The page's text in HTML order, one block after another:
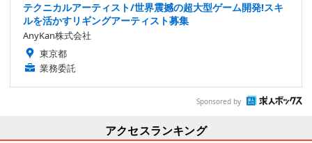
テクニカルアーティスト/世界震撼の超大型ゲーム開発!スキ
ルを活かすリギングアーティスト募集
AnyKan株式会社
東京都
業務委託
Sponsored by
アクセスランキング